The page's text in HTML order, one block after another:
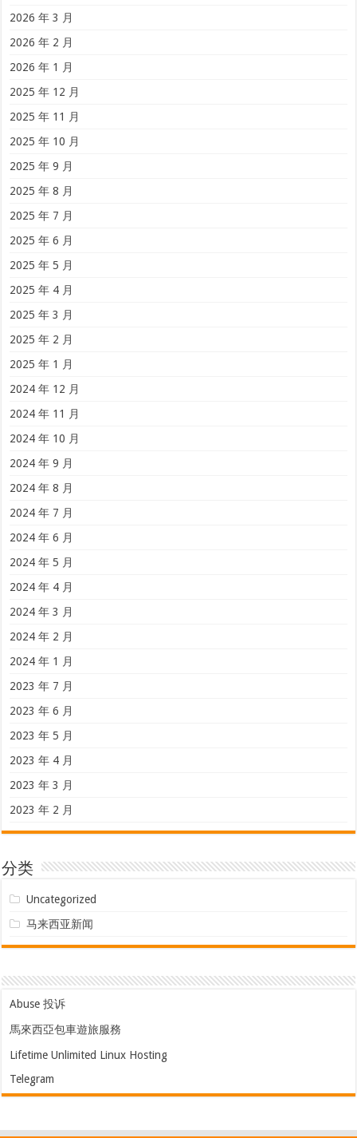
2026 年 3 月
2026 年 2 月
2026 年 1 月
2025 年 12 月
2025 年 11 月
2025 年 10 月
2025 年 9 月
2025 年 8 月
2025 年 7 月
2025 年 6 月
2025 年 5 月
2025 年 4 月
2025 年 3 月
2025 年 2 月
2025 年 1 月
2024 年 12 月
2024 年 11 月
2024 年 10 月
2024 年 9 月
2024 年 8 月
2024 年 7 月
2024 年 6 月
2024 年 5 月
2024 年 4 月
2024 年 3 月
2024 年 2 月
2024 年 1 月
2023 年 7 月
2023 年 6 月
2023 年 5 月
2023 年 4 月
2023 年 3 月
2023 年 2 月
分类
Uncategorized
马来西亚新闻
Abuse 投诉
馬來西亞包車遊旅服務
Lifetime Unlimited Linux Hosting
Telegram